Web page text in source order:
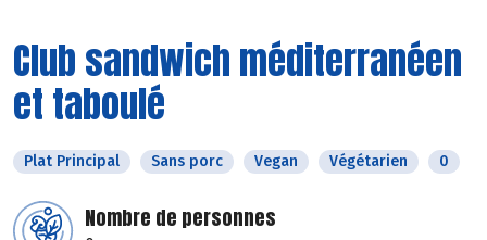
Club sandwich méditerranéen
et taboulé
Plat Principal Sans porc Vegan Végétarien 0
Nombre de personnes